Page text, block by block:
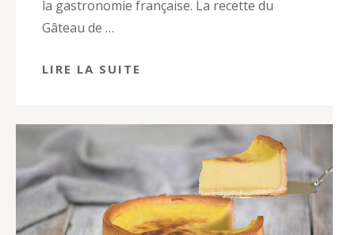
la gastronomie française. La recette du
Gâteau de …
LIRE LA SUITE